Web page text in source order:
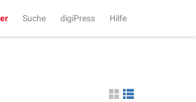
Suche digiPress Hilfe